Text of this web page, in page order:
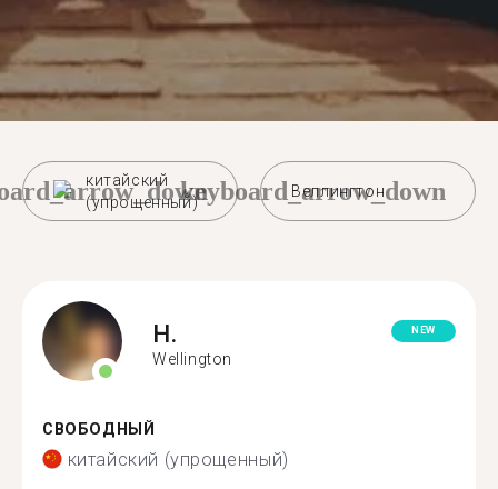
китайский
(упрощенный)
Веллингтон
keyboard_arrow_down
H.
Wellington
NEW
СВОБОДНЫЙ
китайский (упрощенный)